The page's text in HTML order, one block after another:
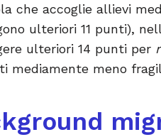
che accoglie allievi
ulteriori 11 punti),
ulteriori 14 punti per
mediamente meno